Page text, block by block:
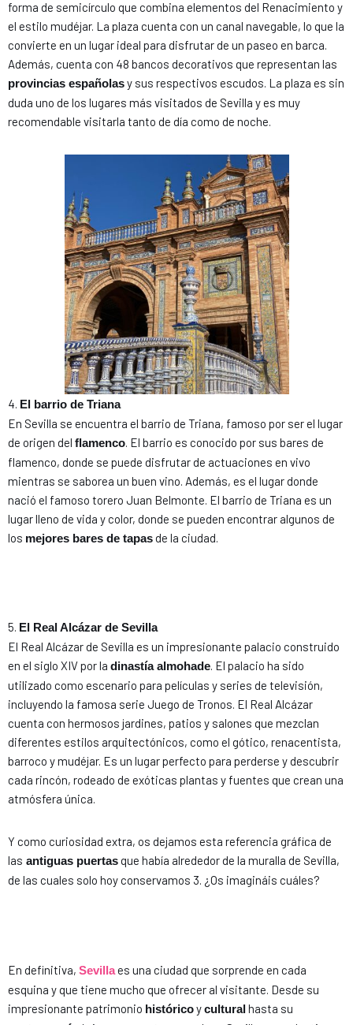
forma de semicírculo que combina elementos del Renacimiento y
el estilo mudéjar. La plaza cuenta con un canal navegable, lo que la
convierte en un lugar ideal para disfrutar de un paseo en barca.
Además, cuenta con 48 bancos decorativos que representan las
provincias españolasy sus respectivos escudos. La plaza es sin
duda uno de los lugares más visitados de Sevilla y es muy
recomendable visitarla tanto de día como de noche.
4. El barrio de Triana
En Sevilla se encuentra el barrio de Triana, famoso por ser el lugar
de origen del flamenco. El barrio es conocido por sus bares de
flamenco, donde se puede disfrutar de actuaciones en vivo
mientras se saborea un buen vino. Además, es el lugar donde
nació el famoso torero Juan Belmonte. El barrio de Triana es un
lugar lleno de vida y color, donde se pueden encontrar algunos de
los mejores bares de tapasde la ciudad.
5. El Real Alcázar de Sevilla
El Real Alcázar de Sevilla es un impresionante palacio construido
en el siglo XIV por la dinastía almohade. El palacio ha sido
utilizado como escenario para películas y series de televisión,
incluyendo la famosa serie Juego de Tronos. El Real Alcázar
cuenta con hermosos jardines, patios y salones que mezclan
diferentes estilos arquitectónicos, como el gótico, renacentista,
barroco y mudéjar. Es un lugar perfecto para perderse y descubrir
cada rincón, rodeado de exóticas plantas y fuentes que crean una
atmósfera única.
Y como curiosidad extra, os dejamos esta referencia gráfica de
las antiguas puertasque había alrededor de la muralla de Sevilla,
de las cuales solo hoy conservamos 3. ¿Os imagináis cuáles?
En definitiva, Sevillaes una ciudad que sorprende en cada
esquina y que tiene mucho que ofrecer al visitante. Desde su
impresionante patrimonio históricoyculturalhasta su